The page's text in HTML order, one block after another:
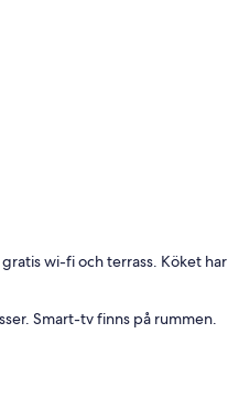
wi-fi och terrass. Köket har
Smart-tv finns på rummen.